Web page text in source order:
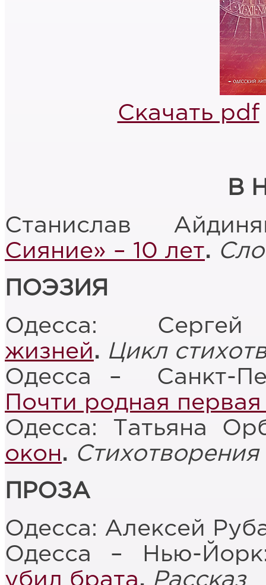
Скачать pdf
В
Станислав
Сияние» – 10 лет.
ПОЭЗИЯ
Одесса:
жизней. Цикл
Одесса – Санкт-
Почти родная первая
Одесса: Татьяна
окон. Стихотворения
ПРОЗА
Одесса: Алексей
Одесса – Нью-
убил брата. Рассказ